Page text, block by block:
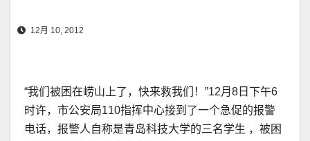
12月 10, 2012
“我们被困在崂山上了，快来救我们！”12月8日下午6
时许，市公安局110指挥中心接到了一个急促的报警
电话，报警人自称是青岛科技大学的三名学生 ，被困